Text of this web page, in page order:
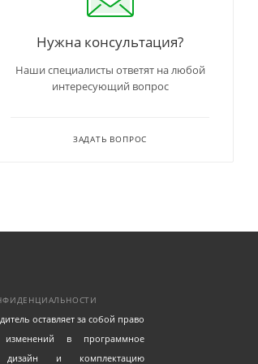
Нужна консультация?
Наши специалисты ответят на любой
интересующий вопрос
ЗАДАТЬ ВОПРОС
оставляет за собой право
в программное
дизайн и комплектацию